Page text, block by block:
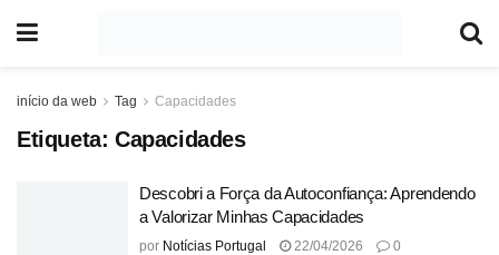
início da web Tag Capacidades
Etiqueta: Capacidades
Descobri a Força da Autoconfiança: Aprendendo
a Valorizar Minhas Capacidades
por Notícias Portugal 22/04/2026 0